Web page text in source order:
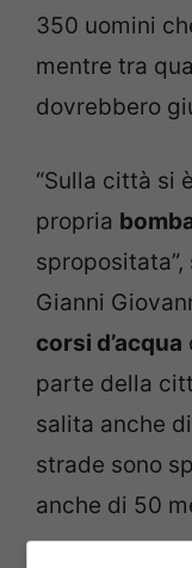
350 uomini
mentre tra
dovrebbero
“Sulla città si
propria
Gianni
corsi d’acqua
parte della
salita anche
strade sono
anche di 50